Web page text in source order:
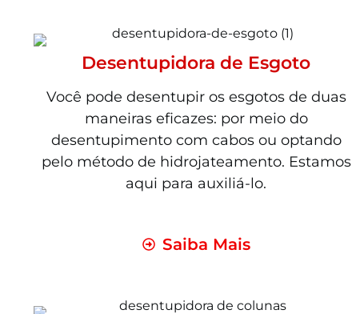
Desentupidora de Esgoto
Você pode desentupir os esgotos de duas
maneiras eficazes: por meio do
desentupimento com cabos ou optando
pelo método de hidrojateamento. Estamos
aqui para auxiliá-lo.
Saiba Mais